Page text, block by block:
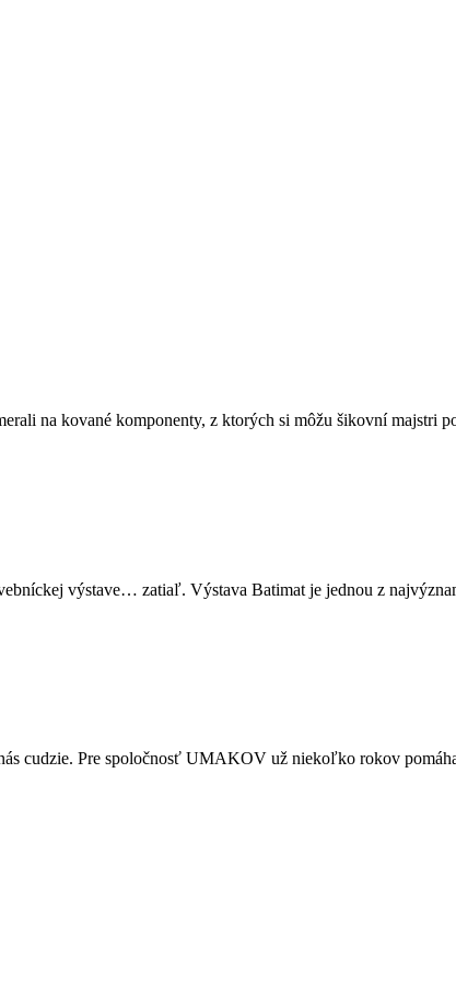
na kované komponenty, z ktorých si môžu šikovní majstri
výstave… zatiaľ. Výstava Batimat je jednou z
cudzie. Pre spoločnosť UMAKOV už niekoľko rokov